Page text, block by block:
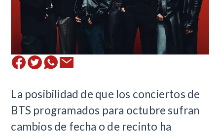
La posibilidad de que los conciertos de
BTS programados para octubre sufran
cambios de fecha o de recinto ha